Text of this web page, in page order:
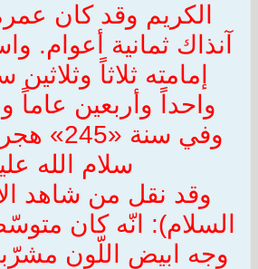
الكريم وقد كان
آنذاك ثمانية أعوام.
إمامته ثلاثاً
واحداً وأربعين عاماً
وفي سنة
سلام الله
وقد نقل من شاهد
السلام): انّه كان
وجه ابيض اللّون